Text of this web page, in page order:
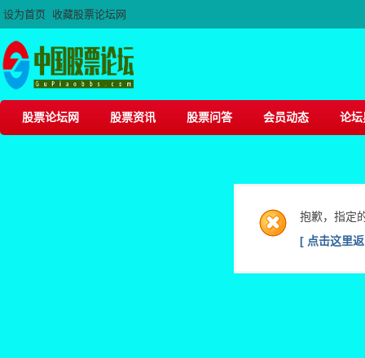
设为首页 收藏股票论坛网
股票论坛网 股票资讯 股票问答 会员动态 论坛
抱歉，指定
[ 点击这里